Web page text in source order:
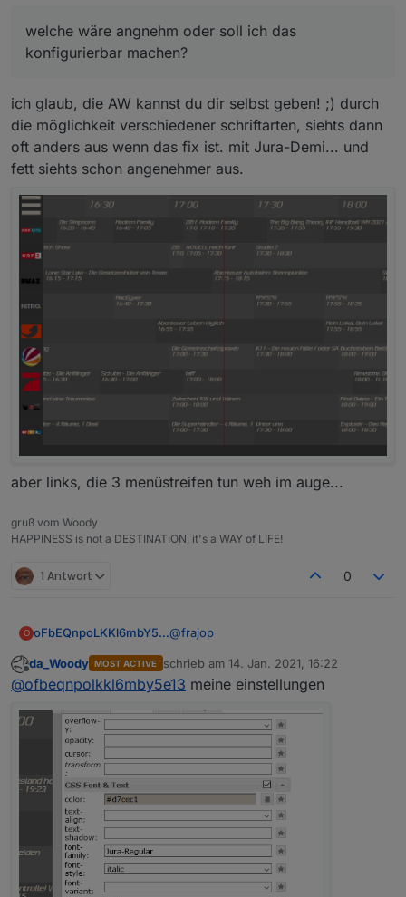
welche wäre angnehm oder soll ich das
konfigurierbar machen?
ich glaub, die AW kannst du dir selbst geben! ;) durch
die möglichkeit verschiedener schriftarten, siehts dann
oft anders aus wenn das fix ist. mit Jura-Demi... und
fett siehts schon angenehmer aus.
aber links, die 3 menüstreifen tun weh im auge...
gruß vom Woody
HAPPINESS is not a DESTINATION, it's a WAY of LIFE!
1 Antwort 0
O oFbEQnpoLKKl6mbY5e13@frajop
Das hängt eben von der gewählten
Hintergrund- und Schriftfarbe ab.
schwarzen Hintergrund bei euch in
den Screenshots. Verstehe ich nicht.
Einige Senderlogos kann man dann
nicht mehr erkennen.
Offline
da_Woody MOST ACTIVE schrieb am 14. Jan. 2021, 16:22
zuletzt editiert von
@ofbeqnpolkkl6mby5e13 meine einstellungen